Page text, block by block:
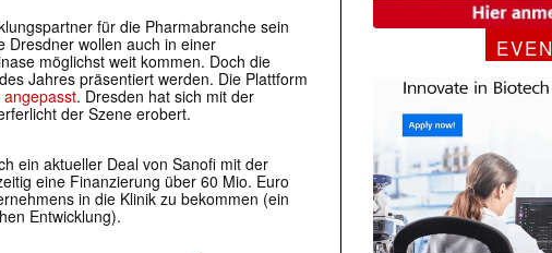
für die Pharmabranche sein
Dresdner wollen auch in einer
möglichst weit kommen. Doch die
Jahres präsentiert werden. Die Plattform
. Dresden hat sich mit der
der Szene erobert.
ein aktueller Deal von Sanofi mit der
eine Finanzierung über 60 Mio. Euro
in die Klinik zu bekommen (ein
Entwicklung).